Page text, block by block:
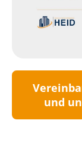
und